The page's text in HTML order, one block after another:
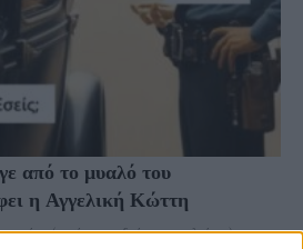
από το μυαλό του
η Αγγελική Κώττη
πεύκα (και όχι στον δρόμο με τις λεύκες) τον